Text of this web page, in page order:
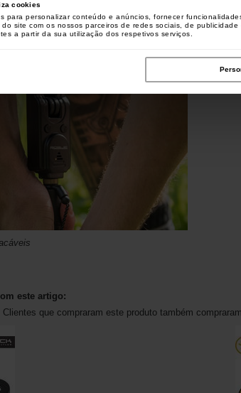
cookies
para personalizar conteúdo e anúncios, fornecer
site com os nossos parceiros de redes sociais, de
a partir da sua utilização dos respetivos serviços.
este artigo:
Clientes que compraram este produto também